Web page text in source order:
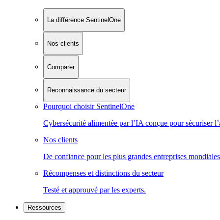
La différence SentinelOne
Nos clients
Comparer
Reconnaissance du secteur
Pourquoi choisir SentinelOne
Cybersécurité alimentée par l’IA conçue pour sécuriser
Nos clients
De confiance pour les plus grandes entreprises
Récompenses et distinctions du secteur
Testé et approuvé par les experts.
Ressources